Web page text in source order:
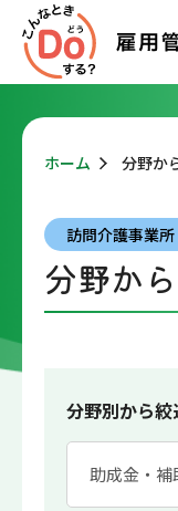
ホーム 分野か
訪問介護事業所
分野か
分野別から絞